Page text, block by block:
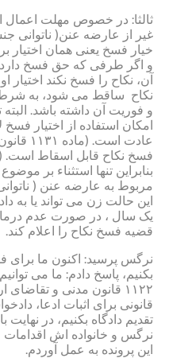
ثالثا: در خصوص مهلت اعمال
غیر از عارضه عنن( ناتوانی
خیار فسخ یعنی همان
و اگر طرفی که حق فسخ دارد
آن، نکاح را فسخ نکند
نکاح ساقط می شود، به
و فوریت آن داشته باشد.
امکان استفاده از اختیار
عادت
بنابراین تنها استثناء بر
مربوط به عارضه عنن (
این حالت زن می تواند یا به
یک سال ، در صورت عدم
قضیه فسخ نکاح را اعلام کند.
نرگس پرسید: اکنون ما برای
۱۱۲۲ قانون مدنی و
قانونی برای اثبات ادعا،
تقدیم دادگاه بکنیم، در
نرگس و خانواده اش اقدامات
این پرونده به عمل آوردم.